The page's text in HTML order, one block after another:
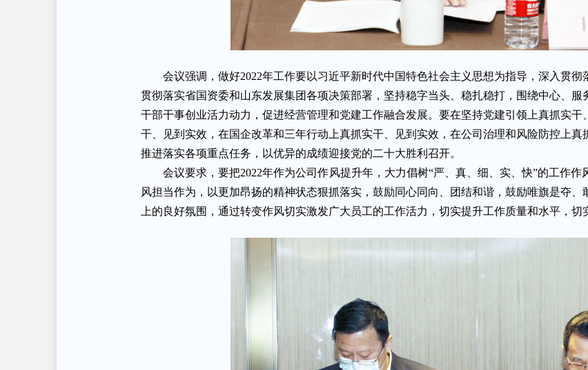
会议强调，做好2022年工作要以习近平新时代中国特色社会主义思想为指导，深入贯
贯彻落实省国资委和山东发展集团各项决策部署，坚持稳字当头、稳扎稳打，围绕中心、
干部干事创业活力动力，促进经营管理和党建工作融合发展。要在坚持党建引领上真抓实
干、见到实效，在国企改革和三年行动上真抓实干、见到实效，在公司治理和风险防控上
推进落实各项重点任务，以优异的成绩迎接党的二十大胜利召开。
会议要求，要把2022年作为公司作风提升年，大力倡树“严、真、细、实、快”的工作
风担当作为，以更加昂扬的精神状态狠抓落实，鼓励同心同向、团结和谐，鼓励唯旗是夺
上的良好氛围，通过转变作风切实激发广大员工的工作活力，切实提升工作质量和水平，切